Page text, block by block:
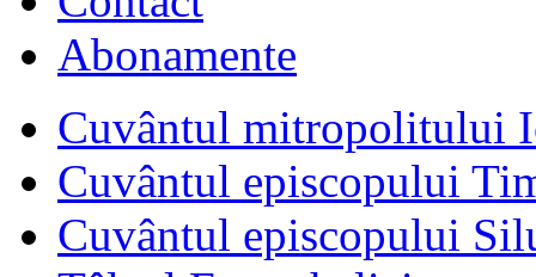
Abonamente
Cuvântul mitropolitului
Cuvântul episcopului
Cuvântul episcopului